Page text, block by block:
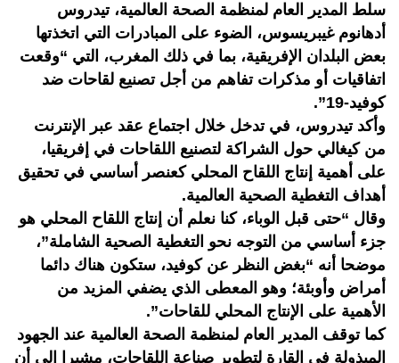
سلط المدير العام لمنظمة الصحة العالمية، تيدروس
أدهانوم غيبريسوس، الضوء على المبادرات التي اتخذتها
بعض البلدان الإفريقية، بما في ذلك المغرب، التي “وقعت
اتفاقيات أو مذكرات تفاهم من أجل تصنيع لقاحات ضد
كوفيد-19”.
وأكد تيدروس، في تدخل خلال اجتماع عقد عبر الإنترنت
من كيغالي حول الشراكة لتصنيع اللقاحات في إفريقيا،
على أهمية إنتاج اللقاح المحلي كعنصر أساسي في تحقيق
أهداف التغطية الصحية العالمية.
وقال “حتى قبل الوباء، كنا نعلم أن إنتاج اللقاح المحلي هو
جزء أساسي من التوجه نحو التغطية الصحية الشاملة”،
موضحا أنه “بغض النظر عن كوفيد، ستكون هناك دائما
أمراض وأوبئة؛ وهو المعطى الذي يضفي المزيد من
الأهمية على الإنتاج المحلي للقاحات”.
كما توقف المدير العام لمنظمة الصحة العالمية عند الجهود
المبذولة في القارة لتطوير صناعة اللقاحات، مشيرا إلى أن